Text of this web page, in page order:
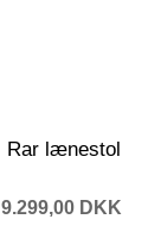
Rar lænestol
9.299,00 DKK